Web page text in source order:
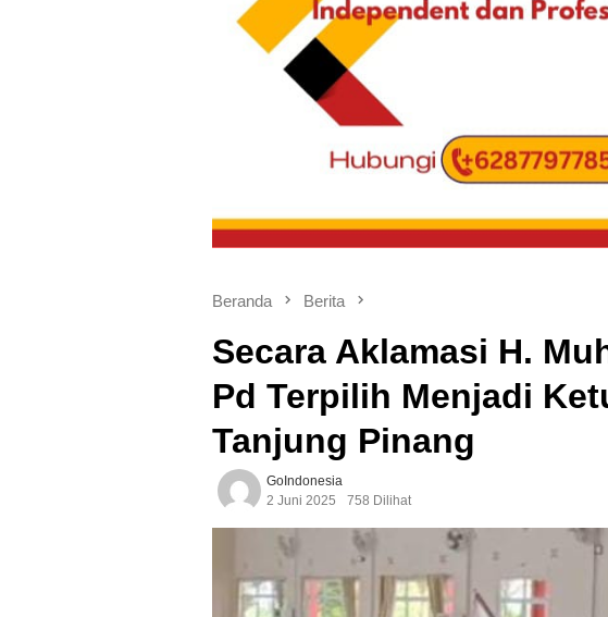
Beranda Berita
Secara Aklamasi H.
Pd Terpilih Menjadi
Tanjung Pinang
GoIndonesia
2 Juni 2025
758 Dilihat